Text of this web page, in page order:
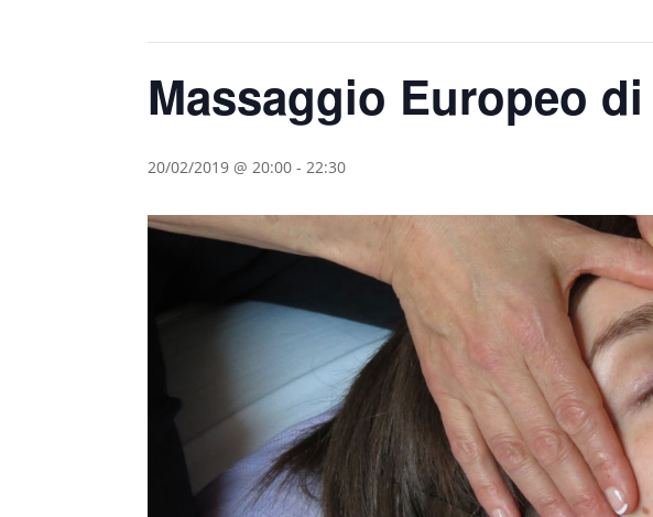
Massaggio Europeo
20/02/2019 @ 20:00 -22:30